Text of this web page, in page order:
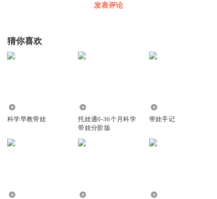
发表评论
猜你喜欢
科学早教带娃
托娃通0-36个月科学
带娃分阶版
带娃手记